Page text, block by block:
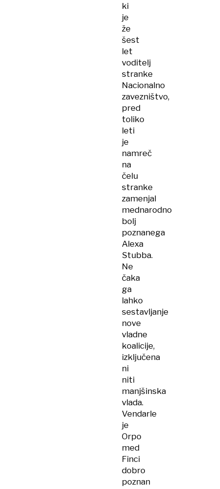
ki
je
že
šest
let
voditelj
stranke
Nacionalno
zavezništvo,
pred
toliko
leti
je
namreč
na
čelu
stranke
zamenjal
mednarodno
bolj
poznanega
Alexa
Stubba.
Ne
čaka
ga
lahko
sestavljanje
nove
vladne
koalicije,
izključena
ni
niti
manjšinska
vlada.
Vendarle
je
Orpo
med
Finci
dobro
poznan